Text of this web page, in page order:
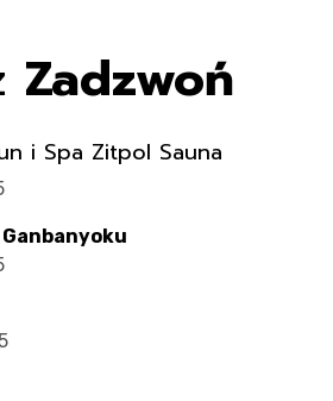
Zadzwoń
i Spa Zitpol Sauna